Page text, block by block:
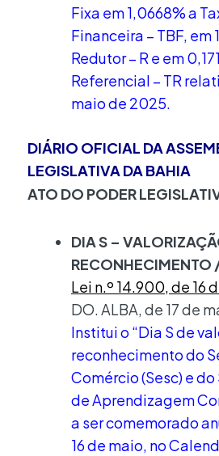
Fixa em 1,0668% a
Financeira – TBF, em
Redutor – R e em
Referencial – TR
maio de 2025.
DIÁRIO OFICIAL DA
LEGISLATIVA DA BAHIA
ATO DO PODER
DIA S –
RECONHECIMENTO
Lei n.º 14.900, de 16
DO. ALBA, de 17 de
Institui o “Dia S de
reconhecimento do
Comércio (Sesc) e
de Aprendizagem
a ser comemorado
16 de maio, no